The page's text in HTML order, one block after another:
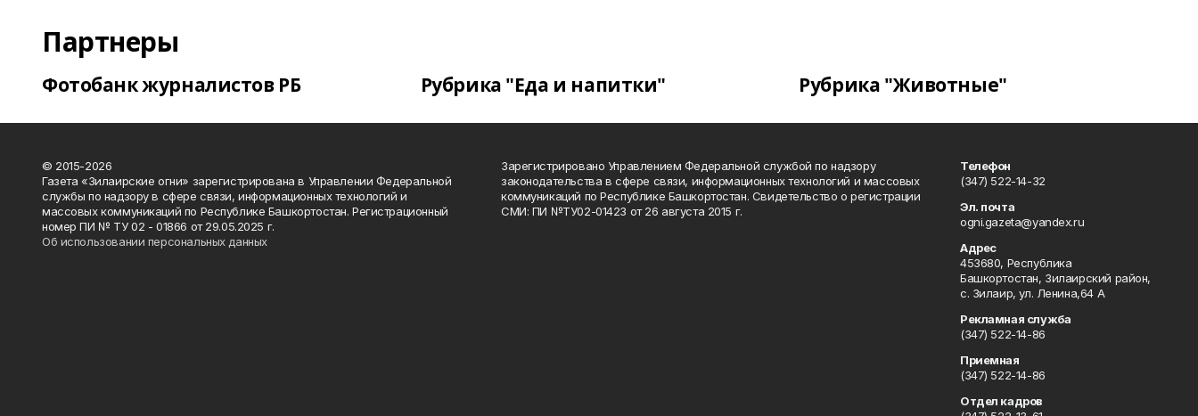
Партнеры
Фотобанк журналистов РБ Рубрика "Еда и напитки" Рубрика "Животные"
© 2015-2026
Газета «Зилаирские огни» зарегистрирована в Управлении Федеральной
службы по надзору в сфере связи, информационных технологий и
массовых коммуникаций по Республике Башкортостан. Регистрационный
номер ПИ № ТУ 02 - 01866 от 29.05.2025 г.
Об использовании персональных данных
Зарегистрировано Управлением Федеральной службой по надзору
законодательства в сфере связи, информационных технологий и массовых
коммуникаций по Республике Башкортостан. Свидетельство о регистрации
СМИ: ПИ №ТУ02-01423 от 26 августа 2015 г.
Телефон
(347) 522-14-32
Эл. почта
ogni.gazeta@yandex.ru
Адрес
453680, Республика
Башкортостан, Зилаирский район,
с. Зилаир, ул. Ленина,64 А
Рекламная служба
(347) 522-14-86
Приемная
(347) 522-14-86
Отдел кадров